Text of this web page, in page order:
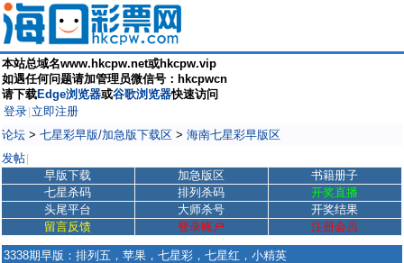
本站总域名www.hkcpw.net或hkcpw.vip
如遇任何问题请加管理员微信号：hkcpwcn
请下载Edge浏览器或谷歌浏览器快速访问
登录 立即注册
论坛 > 七星彩早版/加急版下载区 > 海南七星彩早版区
发帖
早版下载 加急版区
书籍册子
七星杀码
排列杀码
开奖直播
头尾平台
大师杀号
开奖结果
留言反馈
登录账户 注册会员
3338期早版：排列五，苹果，七星彩，七星红，小精英